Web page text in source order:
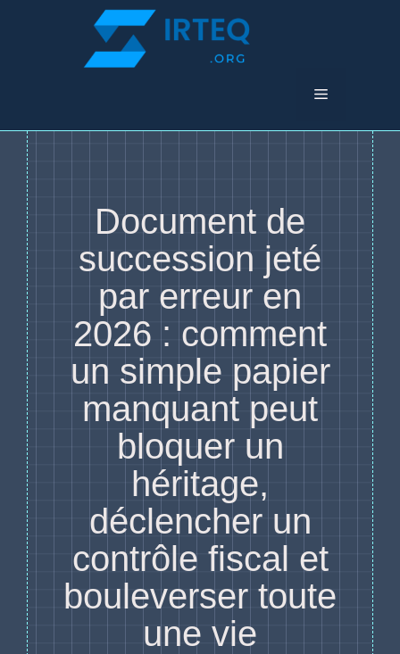
Menu
Document de
succession jeté
par erreur en
2026 : comment
un simple papier
manquant peut
bloquer un
héritage,
déclencher un
contrôle fiscal et
bouleverser toute
une vie